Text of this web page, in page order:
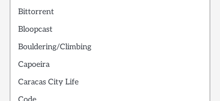
Bittorrent
Bloopcast
Bouldering/Climbing
Capoeira
Caracas City Life